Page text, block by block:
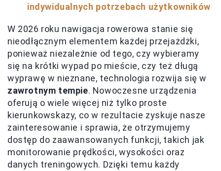
indywidualnych potrzebach użytkowników
W 2026 roku nawigacja rowerowa stanie się
nieodłącznym elementem każdej przejażdżki,
ponieważ niezależnie od tego, czy wybieramy
się na krótki wypad po mieście, czy też długą
wyprawę w nieznane, technologia rozwija się w
zawrotnym tempie. Nowoczesne urządzenia
oferują o wiele więcej niż tylko proste
kierunkowskazy, co w rezultacie zyskuje nasze
zainteresowanie i sprawia, że otrzymujemy
dostęp do zaawansowanych funkcji, takich jak
monitorowanie prędkości, wysokości oraz
danych treningowych. Dzięki temu każdy